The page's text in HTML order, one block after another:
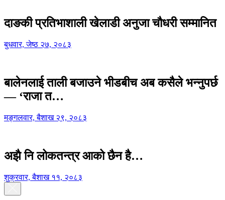
दाङकी प्रतिभाशाली खेलाडी अनुजा चौधरी सम्मानित
बुधवार, जेष्ठ २७, २०८३
बालेनलाई ताली बजाउने भीडबीच अब कसैले भन्नुपर्छ
— ‘राजा त…
मङ्गलवार, बैशाख २९, २०८३
अझै नि लोकतन्त्र आको छैन है…
शुक्रवार, बैशाख ११, २०८३